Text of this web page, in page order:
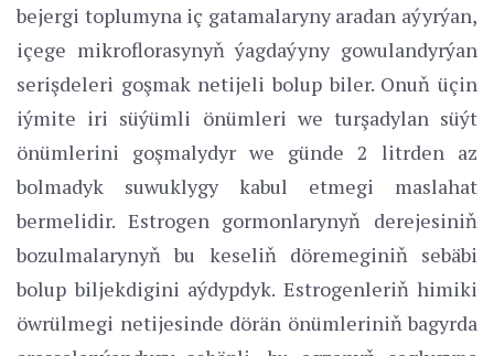
bejergi toplumyna iç gatamalaryny aradan aýyrýan,
içege mikroflorasynyň ýagdaýyny gowulandyrýan
serişdeleri goşmak netijeli bolup biler. Onuň üçin
iýmite iri süýümli önümleri we turşadylan süýt
önümlerini goşmalydyr we günde 2 litrden az
bolmadyk suwuklygy kabul etmegi maslahat
bermelidir. Estrogen gormonlarynyň derejesiniň
bozulmalarynyň bu keseliň döremeginiň sebäbi
bolup biljekdigini aýdypdyk. Estrogenleriň himiki
öwrülmegi netijesinde dörän önümleriniň bagyrda